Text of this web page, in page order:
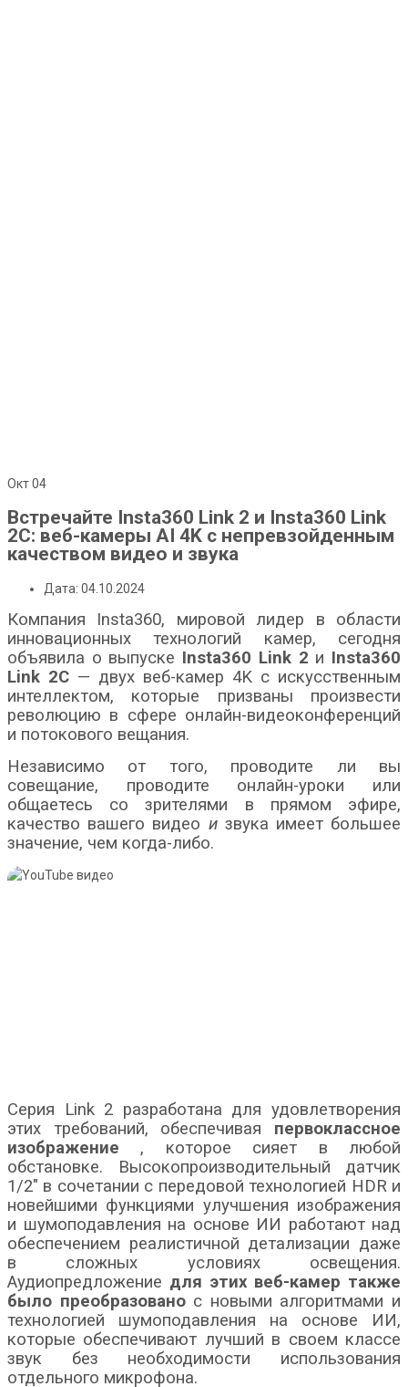
Окт04
Встречайте Insta360 Link 2 и Insta360 Link
2C: веб-камеры AI 4K с непревзойденным
качеством видео и звука
Дата: 04.10.2024
Компания Insta360, мировой лидер в области
инновационных технологий камер, сегодня
объявила о выпуске Insta360 Link 2 и Insta360
Link 2C — двух веб-камер 4K с искусственным
интеллектом, которые призваны произвести
революцию в сфере онлайн-видеоконференций
и потокового вещания.
Независимо от того, проводите ли вы
совещание, проводите онлайн-уроки или
общаетесь со зрителями в прямом эфире,
качество вашего видео извука имеет большее
значение, чем когда-либо.
Серия Link 2 разработана для удовлетворения
этих требований, обеспечивая первоклассное
изображение , которое сияет в любой
обстановке. Высокопроизводительный датчик
1/2″ в сочетании с передовой технологией HDR и
новейшими функциями улучшения изображения
и шумоподавления на основе ИИ работают над
обеспечением реалистичной детализации даже
в сложных условиях освещения.
Аудиопредложение для этих веб-камер также
было преобразованос новыми алгоритмами и
технологией шумоподавления на основе ИИ,
которые обеспечивают лучший в своем классе
звук без необходимости использования
отдельного микрофона.